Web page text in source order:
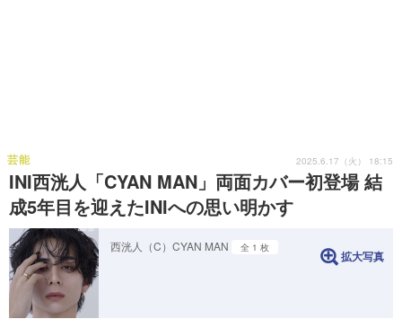
INI西洸人「CYAN MAN」両面カバー初登場 結
成5年目を迎えたINIへの思い明かす
芸能 2025.6.17（火） 18:15
西洸人（C）CYAN MAN 全 1 枚
拡大写真